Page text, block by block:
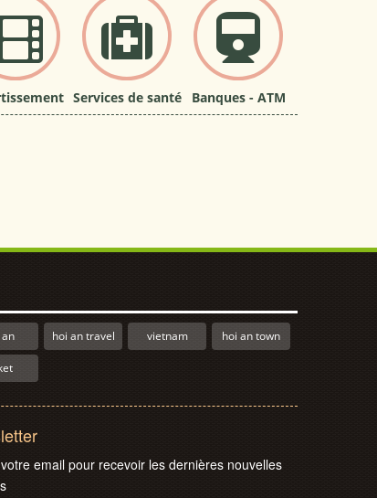
Services de santé Banques - ATM
hoi an travel vietnam hoi an town
email pour recevoir les dernières nouvelles